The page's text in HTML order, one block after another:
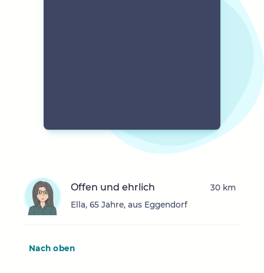
Offen und ehrlich
Ella, 65 Jahre, aus Eggendorf
30 km
Nach oben